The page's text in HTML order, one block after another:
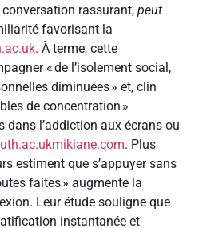
rassurant, peut
favorisant la
. À terme, cette
« de l’isolement social,
diminuées » et, clin
de concentration »
dans l’addiction aux écrans ou
mikiane.com. Plus
estiment que s’appuyer sans
faites » augmente la
Leur étude souligne que
instantanée et